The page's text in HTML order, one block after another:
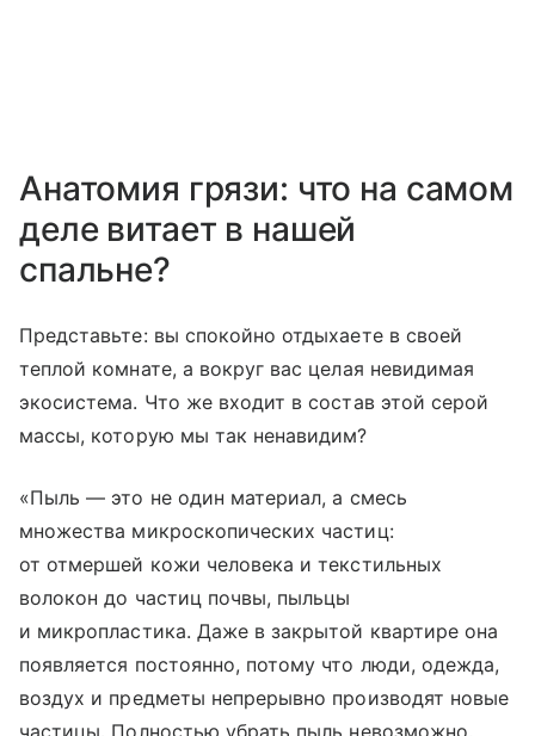
Анатомия грязи: что на самом
деле витает в нашей
спальне?
Представьте: вы спокойно отдыхаете в своей
теплой комнате, а вокруг вас целая невидимая
экосистема. Что же входит в состав этой серой
массы, которую мы так ненавидим?
«Пыль — это не один материал, а смесь
множества микроскопических частиц:
от отмершей кожи человека и текстильных
волокон до частиц почвы, пыльцы
и микропластика. Даже в закрытой квартире она
появляется постоянно, потому что люди, одежда,
воздух и предметы непрерывно производят новые